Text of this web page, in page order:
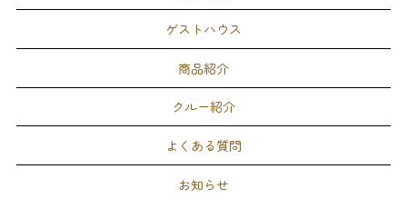
ゲストハウス
商品紹介
クルー紹介
よくある質問
お知らせ